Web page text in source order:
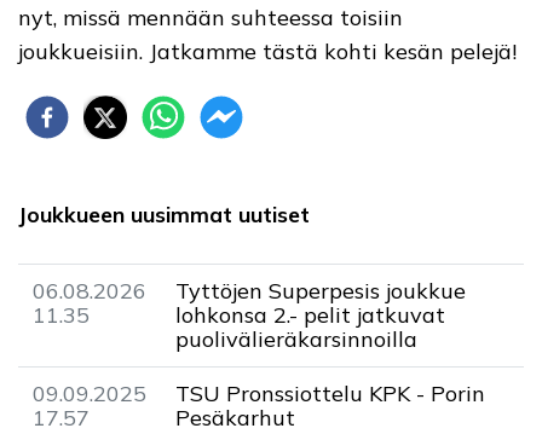
nyt, missä mennään suhteessa toisiin
joukkueisiin. Jatkamme tästä kohti kesän pelejä!
Joukkueen uusimmat uutiset
06.08.2026
11.35
Tyttöjen Superpesis joukkue
lohkonsa 2.- pelit jatkuvat
puolivälieräkarsinnoilla
09.09.2025
17.57
TSU Pronssiottelu KPK - Porin
Pesäkarhut